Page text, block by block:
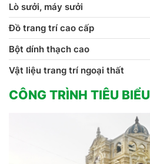
Lò sưởi, máy sưởi
Đồ trang trí cao cấp
Bột dính thạch cao
Vật liệu trang trí ngoại thất
CÔNG TRÌNH TIÊU BIỂU